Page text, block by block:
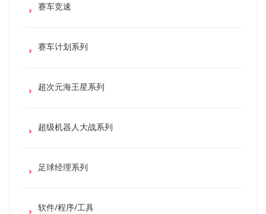
赛车竞速
赛车计划系列
超次元海王星系列
超级机器人大战系列
足球经理系列
软件/程序/工具